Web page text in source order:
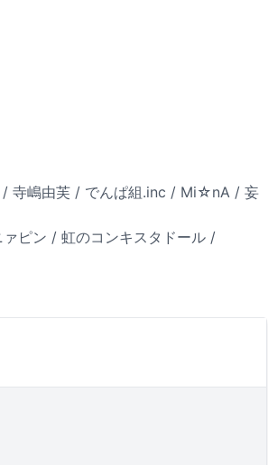
寺嶋由芙 / でんぱ組.inc / Mi☆nA / 妄
ピン / 虹のコンキスタドール /